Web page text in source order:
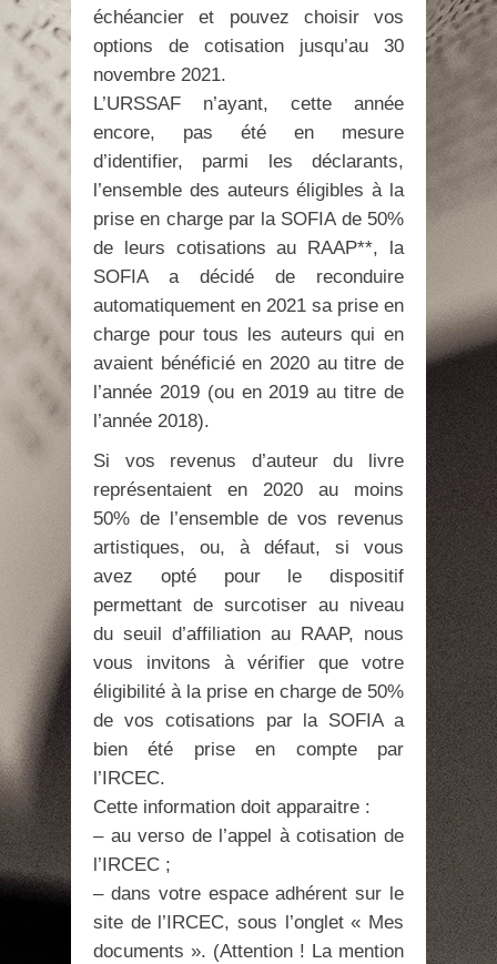
échéancier et pouvez choisir vos
options de cotisation jusqu’au 30
novembre 2021.
L’URSSAF n’ayant, cette année
encore, pas été en mesure
d’identifier, parmi les déclarants,
l’ensemble des auteurs éligibles à la
prise en charge par la SOFIA de 50%
de leurs cotisations au RAAP**, la
SOFIA a décidé de reconduire
automatiquement en 2021 sa prise en
charge pour tous les auteurs qui en
avaient bénéficié en 2020 au titre de
l’année 2019 (ou en 2019 au titre de
l’année 2018).
Si vos revenus d’auteur du livre
représentaient en 2020 au moins
50% de l’ensemble de vos revenus
artistiques, ou, à défaut, si vous
avez opté pour le dispositif
permettant de surcotiser au niveau
du seuil d’affiliation au RAAP, nous
vous invitons à vérifier que votre
éligibilité à la prise en charge de 50%
de vos cotisations par la SOFIA a
bien été prise en compte par
l’IRCEC.
Cette information doit apparaitre :
– au verso de l’appel à cotisation de
l’IRCEC ;
– dans votre espace adhérent sur le
site de l’IRCEC, sous l’onglet « Mes
documents ». (Attention ! La mention